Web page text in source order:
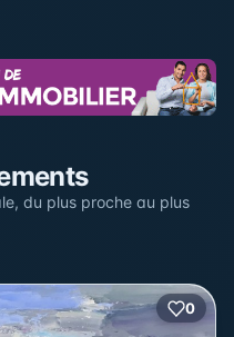
— les lieux qui
2
32
du plus proche au plus
0